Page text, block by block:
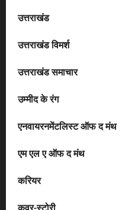
उत्तराखंड
उत्तराखंड विमर्श
उत्तराखंड समाचार
उम्मीद के रंग
एनवायरनमेंटलिस्ट ऑफ द मंथ
एम एल ए ऑफ द मंथ
करियर
कवर-स्टोरी